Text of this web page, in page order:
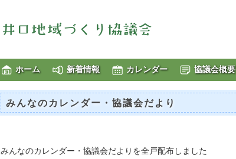
ホーム 新着情報 カレンダー 協議会概要
みんなのカレンダー・協議会だより
みんなのカレンダー・協議会だよりを全戸配布しました